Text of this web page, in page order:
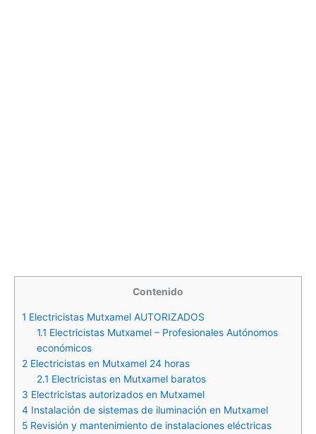
Contenido
1 Electricistas Mutxamel AUTORIZADOS
1.1 Electricistas Mutxamel – Profesionales Autónomos
económicos
2 Electricistas en Mutxamel 24 horas
2.1 Electricistas en Mutxamel baratos
3 Electricistas autorizados en Mutxamel
4 Instalación de sistemas de iluminación en Mutxamel
5 Revisión y mantenimiento de instalaciones eléctricas